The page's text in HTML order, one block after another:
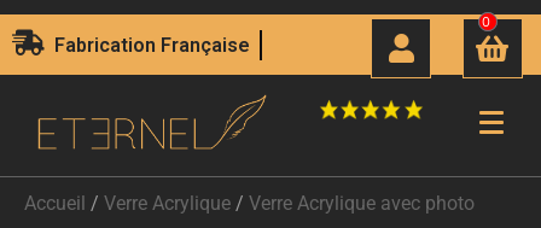
Fabrication Française
0
Accueil / Verre Acrylique / Verre Acrylique avec photo